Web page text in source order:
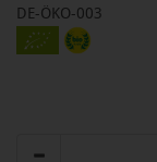
DE-ÖKO-003